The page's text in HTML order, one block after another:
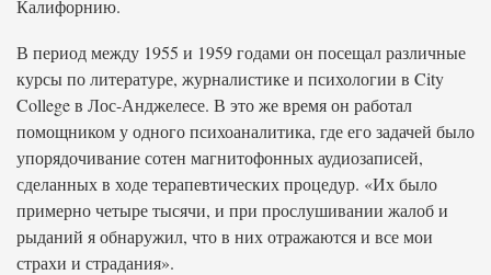
Калифорнию.
В период между 1955 и 1959 годами он посещал различные
курсы по литературе, журналистике и психологии в City
College в Лос-Анджелесе. В это же время он работал
помощником у одного психоаналитика, где его задачей было
упорядочивание сотен магнитофонных аудиозаписей,
сделанных в ходе терапевтических процедур. «Их было
примерно четыре тысячи, и при прослушивании жалоб и
рыданий я обнаружил, что в них отражаются и все мои
страхи и страдания».